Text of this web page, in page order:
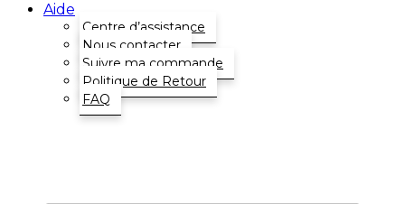
Aide
Centre d’assistance
Nous contacter
Suivre ma commande
Politique de Retour
FAQ